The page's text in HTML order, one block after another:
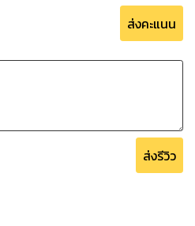
ส่งคะแนน
ส่งรีวิว